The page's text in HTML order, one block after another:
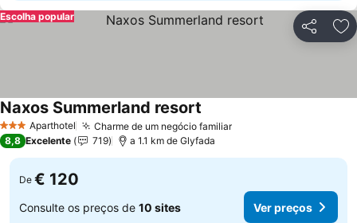
Partilhar
Escolha popular
3 EstrelasAparthotel Charme de um negócio familiarVer preços
Naxos Summerland resort
8,8 Excelente 719 a 1.1 km de Glyfada
De € 120
Consulte os preços de 10 sites Ver preços